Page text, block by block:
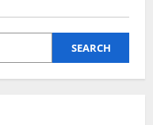
SEARCH